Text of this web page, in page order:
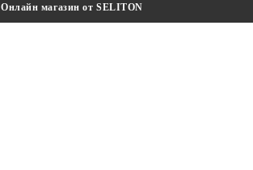
Онлайн магазин от SELITON